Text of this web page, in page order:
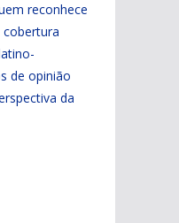
reconhece
cobertura
de opinião
da